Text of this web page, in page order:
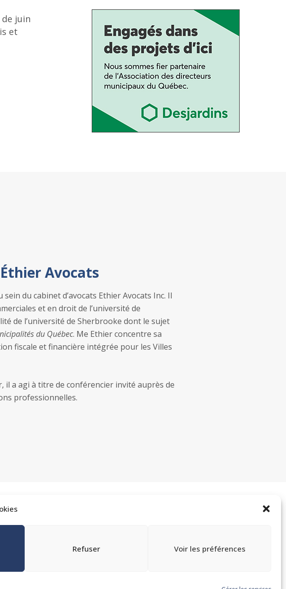
Refuser Voir les préférences
juin
et
Avocats
du cabinet d’avocats Ethier Avocats Inc. Il
et en droit de l’université de
de l’université de Sherbrooke dont le sujet
du Québec. Me Ethier concentre sa
fiscale et financière intégrée pour les Villes
il a agi à titre de conférencier invité auprès de
professionnelles.